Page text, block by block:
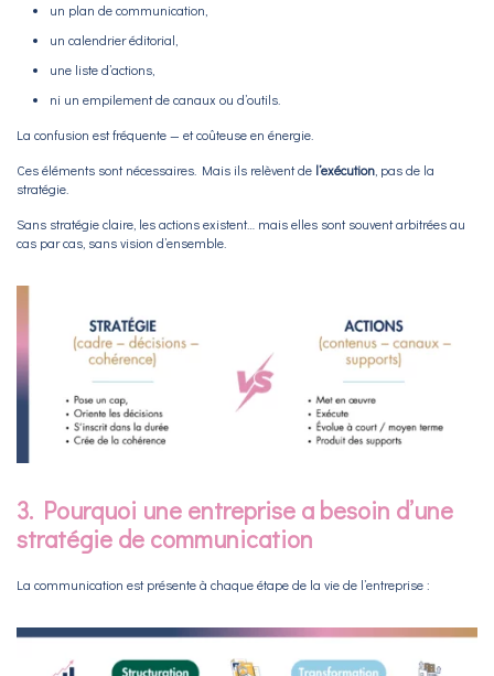
un plan de communication,
un calendrier éditorial,
une liste d’actions,
ni un empilement de canaux ou d’outils.
La confusion est fréquente — et coûteuse en énergie.
Ces éléments sont nécessaires. Mais ils relèvent de l’exécution , pas de la
stratégie.
Sans stratégie claire, les actions existent… mais elles sont souvent arbitrées au
cas par cas, sans vision d’ensemble.
3. Pourquoi une entreprise a besoin d’une
stratégie de communication
La communication est présente à chaque étape de la vie de l’entreprise :